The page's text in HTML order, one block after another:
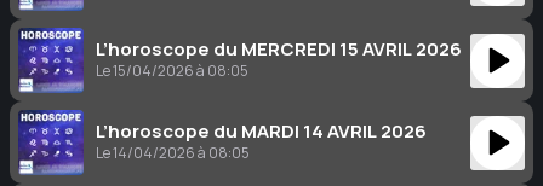
L’horoscope du MERCREDI 15 AVRIL 2026
Le 15/04/2026 à 08:05
L’horoscope du MARDI 14 AVRIL 2026
Le 14/04/2026 à 08:05